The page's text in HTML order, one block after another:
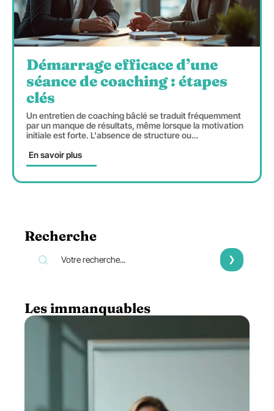
Démarrage efficace d’une
séance de coaching : étapes
clés
Un entretien de coaching bâclé se traduit fréquemment
par un manque de résultats, même lorsque la motivation
initiale est forte. L'absence de structure ou…
En savoir plus
Recherche
Les immanquables